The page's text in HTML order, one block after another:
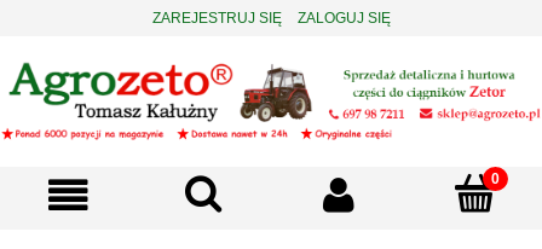
ZAREJESTRUJ SIĘ ZALOGUJ SIĘ